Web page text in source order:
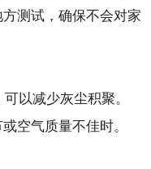
测试，确保不会对家
以减少灰尘积聚。
空气质量不佳时。